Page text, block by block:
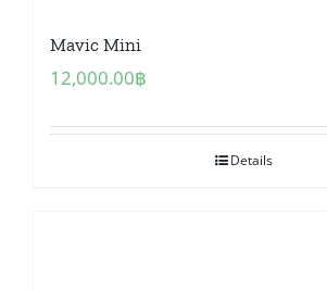
Mavic Mini
12,000.00฿
Details